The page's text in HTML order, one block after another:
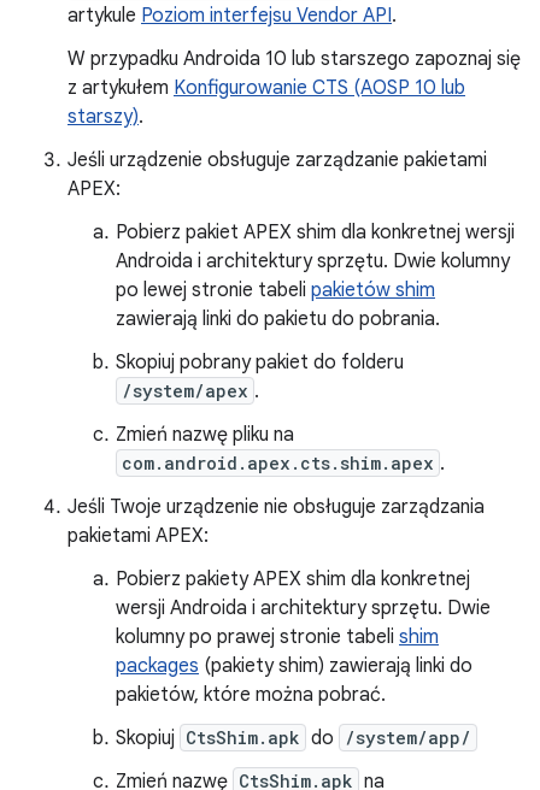
artykule Poziom interfejsu Vendor API.
W przypadku Androida 10 lub starszego zapoznaj się
z artykułem Konfigurowanie CTS (AOSP 10 lub
starszy).
Jeśli urządzenie obsługuje zarządzanie pakietami
APEX:
Pobierz pakiet APEX shim dla konkretnej wersji
Androida i architektury sprzętu. Dwie kolumny
po lewej stronie tabeli pakietów shim
zawierają linki do pakietu do pobrania.
Skopiuj pobrany pakiet do folderu
/system/apex .
Zmień nazwę pliku na
com.android.apex.cts.shim.apex .
Jeśli Twoje urządzenie nie obsługuje zarządzania
pakietami APEX:
Pobierz pakiety APEX shim dla konkretnej
wersji Androida i architektury sprzętu. Dwie
kolumny po prawej stronie tabeli shim
packages (pakiety shim) zawierają linki do
pakietów, które można pobrać.
Skopiuj CtsShim.apk do /system/app/
Zmień nazwę CtsShim.apk na